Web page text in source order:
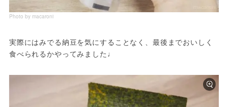
Photo by macaroni
実際にはみでる納豆を気にすることなく、最後までおいしく
食べられるかやってみました♩